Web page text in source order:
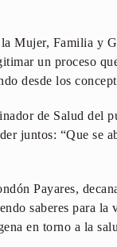
Mujer, Familia y
un proceso
desde los
de Salud del
juntos: “Que se
Payares,
saberes para
en torno a la